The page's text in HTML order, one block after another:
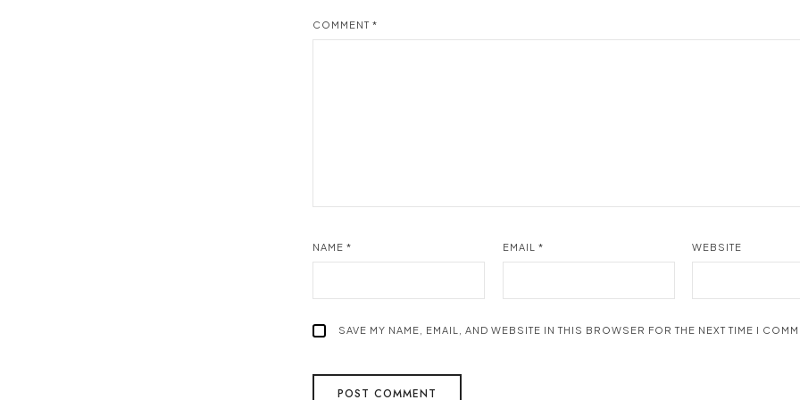
COMMENT *
NAME * EMAIL * WEBSITE
SAVE MY NAME, EMAIL, AND WEBSITE IN THIS BROWSER FOR THE NEXT TIME I